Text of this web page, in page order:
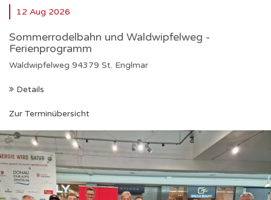
12 Aug 2026
Sommerrodelbahn und Waldwipfelweg -
Ferienprogramm
Waldwipfelweg 94379 St. Englmar
Details
Zur Terminübersicht